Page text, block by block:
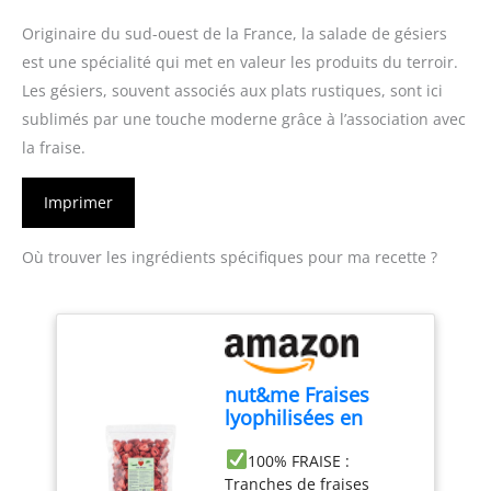
Originaire du sud-ouest de la France, la salade de gésiers
est une spécialité qui met en valeur les produits du terroir.
Les gésiers, souvent associés aux plats rustiques, sont ici
sublimés par une touche moderne grâce à l’association avec
la fraise.
Imprimer
Où trouver les ingrédients spécifiques pour ma recette ?
nut&me Fraises
lyophilisées en
100% FRAISE :
Tranches de fraises